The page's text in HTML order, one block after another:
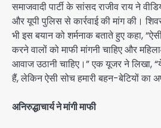
समाजवादी पार्टी के सांसद राजीव राय ने
और यूपी पुलिस से कार्रवाई की मांग की।
भी इस बयान को शर्मनाक बताते हुए कहा,
करने वालों को माफी मांगनी चाहिए और
आवाज उठानी चाहिए।” एक यूजर ने लिखा,
हैं, लेकिन ऐसी सोच हमारी बहन-बेटियों का
अनिरुद्धाचार्य ने मांगी माफी